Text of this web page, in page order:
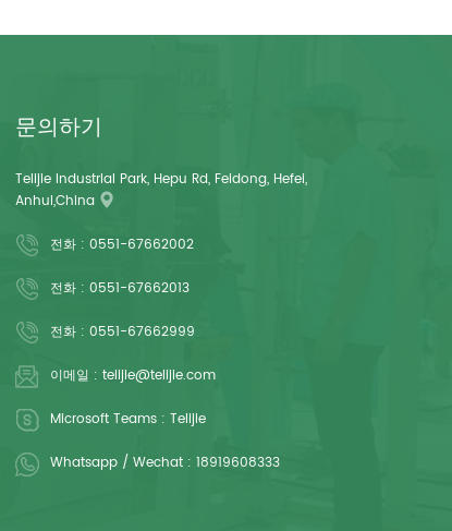
문의하기
Telijie Industrial Park, Hepu Rd, Feidong, Hefei,
Anhui,China
전화 : 0551-67662002
전화 : 0551-67662013
전화 : 0551-67662999
이메일 : telijie@telijie.com
Microsoft Teams : Telijie
Whatsapp / Wechat : 18919608333